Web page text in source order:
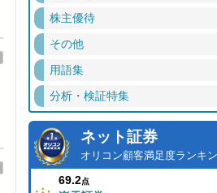
株主優待
その他
用語集
分析・検証特集
ネット証券
オリコン顧客満足度ランキ
69.2点